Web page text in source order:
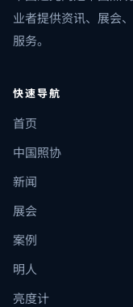
业者提供资讯、展会
服务。
快速导航
首页
中国照协
新闻
展会
案例
明人
亮度计